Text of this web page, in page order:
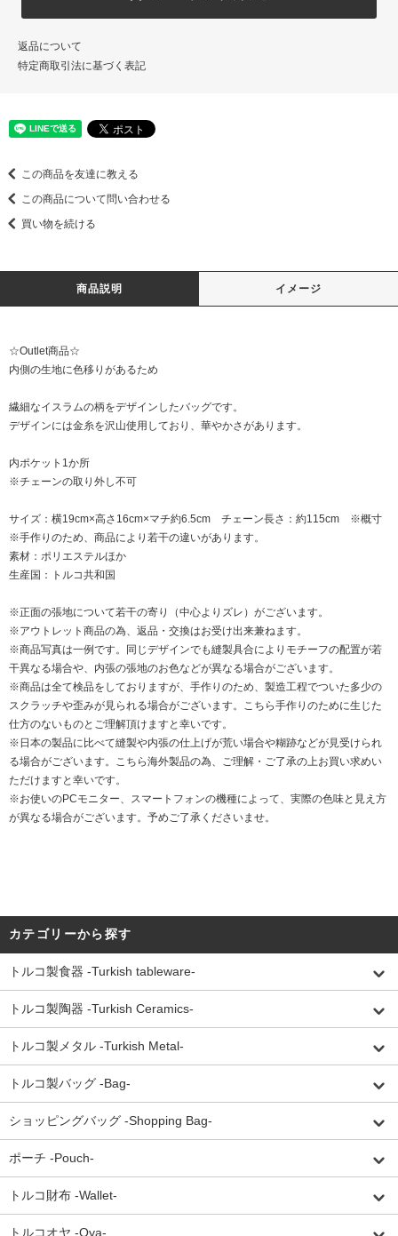
返品について
特定商取引法に基づく表記
この商品を友達に教える
この商品について問い合わせる
買い物を続ける
商品説明 イメージ
☆Outlet商品☆
内側の生地に色移りがあるため
繊細なイスラムの柄をデザインしたバッグです。
デザインには金糸を沢山使用しており、華やかさがあります。
内ポケット1か所
※チェーンの取り外し不可
サイズ：横19cm×高さ16cm×マチ約6.5cm チェーン長さ：約115cm ※概寸
※手作りのため、商品により若干の違いがあります。
素材：ポリエステルほか
生産国：トルコ共和国
※正面の張地について若干の寄り（中心よりズレ）がございます。
※アウトレット商品の為、返品・交換はお受け出来兼ねます。
※商品写真は一例です。同じデザインでも縫製具合によりモチーフの配置が若
干異なる場合や、内張の張地のお色などが異なる場合がございます。
※商品は全て検品をしておりますが、手作りのため、製造工程でついた多少の
スクラッチや歪みが見られる場合がございます。こちら手作りのために生じた
仕方のないものとご理解頂けますと幸いです。
※日本の製品に比べて縫製や内張の仕上げが荒い場合や糊跡などが見受けられ
る場合がございます。こちら海外製品の為、ご理解・ご了承の上お買い求めい
ただけますと幸いです。
※お使いのPCモニター、スマートフォンの機種によって、実際の色味と見え方
が異なる場合がございます。予めご了承くださいませ。
カテゴリーから探す
トルコ製食器 -Turkish tableware-
トルコ製陶器 -Turkish Ceramics-
トルコ製メタル -Turkish Metal-
トルコ製バッグ -Bag-
ショッピングバッグ -Shopping Bag-
ポーチ -Pouch-
トルコ財布 -Wallet-
トルコオヤ -Oya-